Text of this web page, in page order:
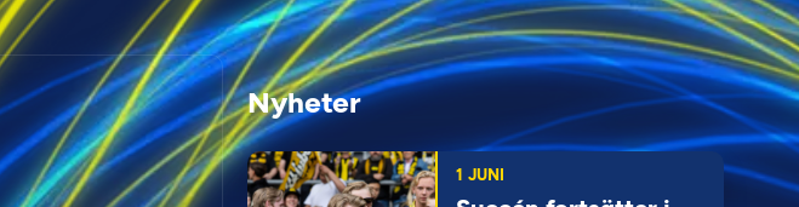
Nyheter
1 JUNI